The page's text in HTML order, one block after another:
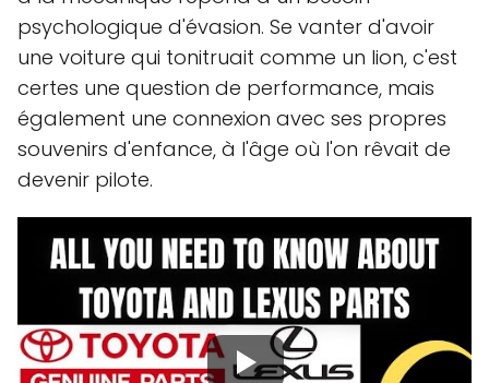
psychologique d'évasion. Se vanter d'avoir
une voiture qui tonitruait comme un lion, c'est
certes une question de performance, mais
également une connexion avec ses propres
souvenirs d'enfance, à l'âge où l'on rêvait de
devenir pilote.